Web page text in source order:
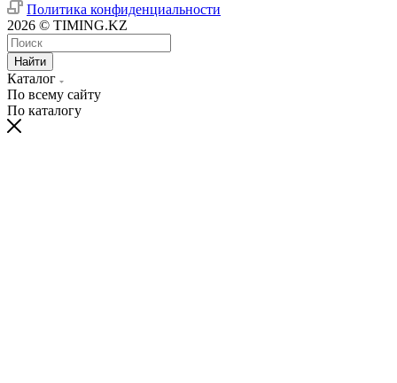
Политика конфиденциальности
2026 © TIMING.KZ
Найти
Каталог
По всему сайту
По каталогу